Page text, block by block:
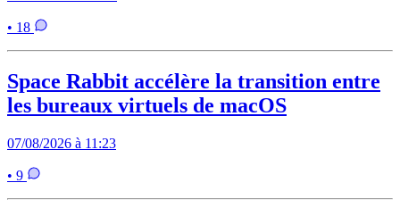
• 18
Space Rabbit accélère la transition entre
les bureaux virtuels de macOS
07/08/2026 à 11:23
• 9